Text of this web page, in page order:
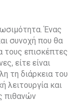
Ένας
συνοχή που θα
τους επισκέπτες
είτε είναι
τη διάρκεια του
λειτουργία και
πιθανών